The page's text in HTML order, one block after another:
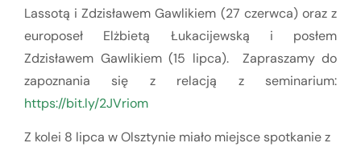
Lassotą i Zdzisławem Gawlikiem (27 czerwca) oraz z
europoseł Elżbietą Łukacijewską i posłem
Zdzisławem Gawlikiem (15 lipca). Zapraszamy do
zapoznania się z relacją z seminarium:
https://bit.ly/2JVriom
Z kolei 8 lipca w Olsztynie miało miejsce spotkanie z